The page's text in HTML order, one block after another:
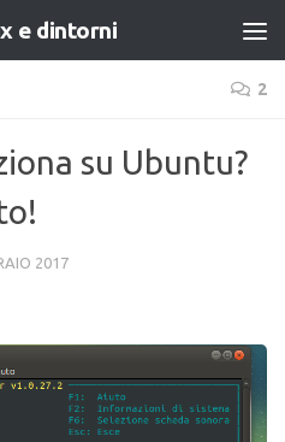
e dintorni
2
su Ubuntu?
2017